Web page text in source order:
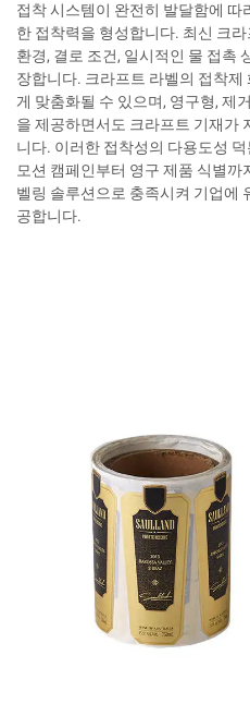
접착 시스템이 완전히 발달함에 따
한 접착력을 형성합니다. 최신 크
환경, 결로 조건, 일시적인 물 접촉
장합니다. 크라프트 라벨의 접착
게 맞춤화될 수 있으며, 영구형, 제
을 제공하면서도 크라프트 기재가
니다. 이러한 접착성의 다용도성
모션 캠페인부터 영구 제품 식별
벨링 솔루션으로 충족시켜 기업에
공합니다.